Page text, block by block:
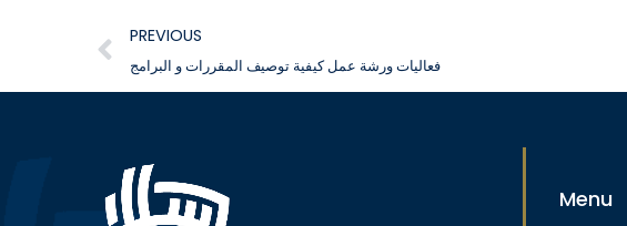
PREVIOUS
فعاليات ورشة عمل كيفية توصيف المقررات و البرامج
Menu